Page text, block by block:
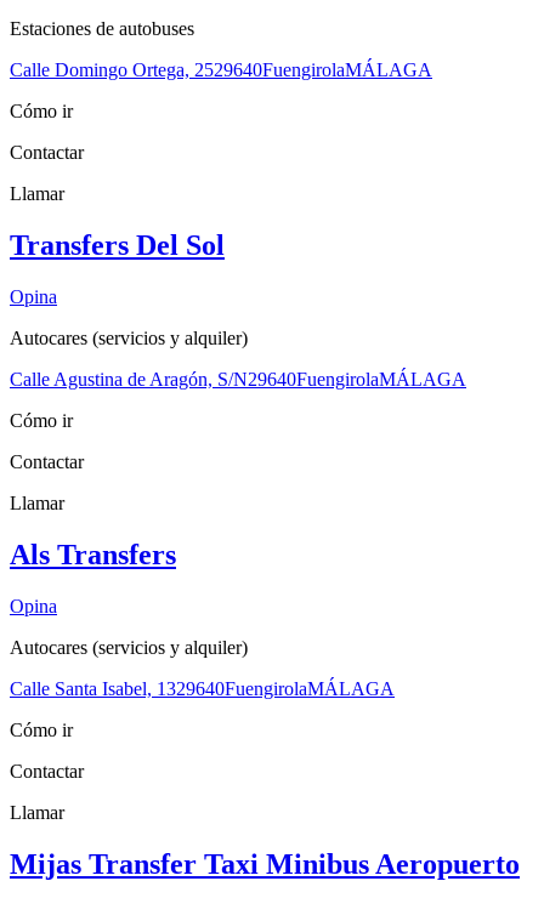
Estaciones de autobuses
Calle Domingo Ortega, 2529640FuengirolaMÁLAGA
Cómo ir
Contactar
Llamar
Transfers Del Sol
Opina
Autocares (servicios y alquiler)
Calle Agustina de Aragón, S/N29640FuengirolaMÁLAGA
Cómo ir
Contactar
Llamar
Als Transfers
Opina
Autocares (servicios y alquiler)
Calle Santa Isabel, 1329640FuengirolaMÁLAGA
Cómo ir
Contactar
Llamar
Mijas Transfer Taxi Minibus Aeropuerto